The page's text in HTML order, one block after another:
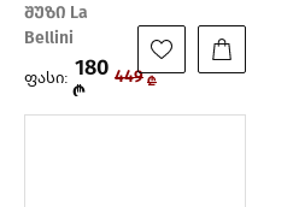
შუზი La
Bellini
ფასი: 180
₾
449 ₾